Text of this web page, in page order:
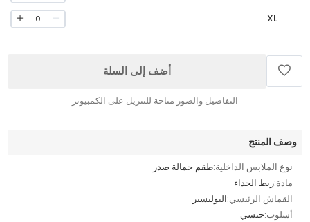
XL
0
أضف إلى السلة
التفاصيل والصور متاحة للتنزيل على الكمبيوتر
وصف المنتج
نوع الملابس الداخلية:طقم حمالة صدر
مادة:ربط الحذاء
القماش الرئيسي:البوليستر
أسلوب:جنسي